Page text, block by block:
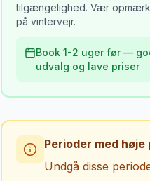
tilgængelighed. Vær
på vintervejr.
Book 1-2 uger før —
udvalg og lave priser
Perioder med høje
Undgå disse